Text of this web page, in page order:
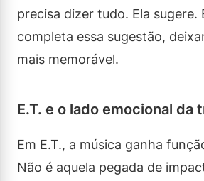
precisa dizer tudo. Ela sugere.
completa essa sugestão,
mais memorável.
E.T. e o lado emocional da
Em E.T., a música ganha
Não é aquela pegada de